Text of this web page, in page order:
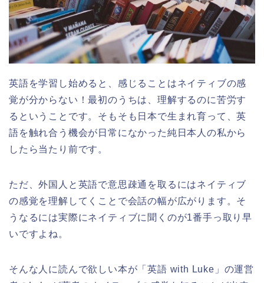
英語を学習し始めると、感じることはネイティブの感
覚が分からない！最初のうちは、理解するのに苦労す
るということです。そもそも日本で生まれ育って、英
語を触れ合う機会が日常になかった純日本人の私から
したら当たり前です。
ただ、外国人と英語で意思疎通を取るにはネイティブ
の感覚を理解してくことで会話の幅が広がります。そ
うなるには実際にネイティブに聞くのが1番手っ取り早
いですよね。
そんな人に読んで欲しい本が「英語 with Luke」の運営